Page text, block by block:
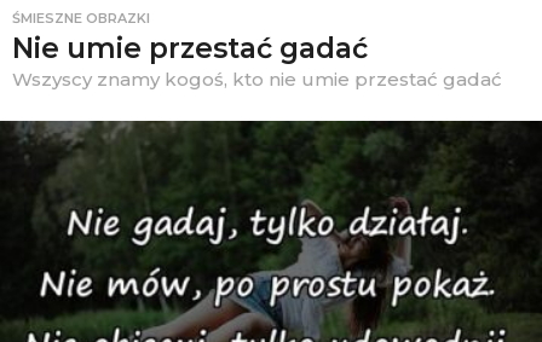
ŚMIESZNE OBRAZKI
Nie umie przestać gadać
Wszyscy znamy kogoś, kto nie umie przestać gadać